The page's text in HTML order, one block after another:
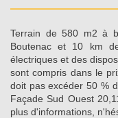
Terrain de 580 m2 à
Boutenac et 10 km
électriques et des
sont compris dans le
doit pas excéder 50 %
Façade Sud Ouest
plus d'informations,